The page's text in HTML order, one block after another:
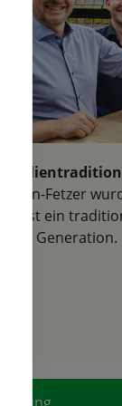
Fetzer
ist ein
6. Generation.